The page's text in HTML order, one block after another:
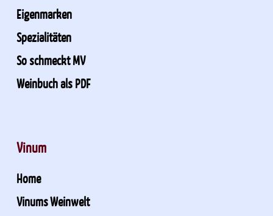
Eigenmarken
Spezialitäten
So schmeckt MV
Weinbuch als PDF
Vinum
Home
Vinums Weinwelt